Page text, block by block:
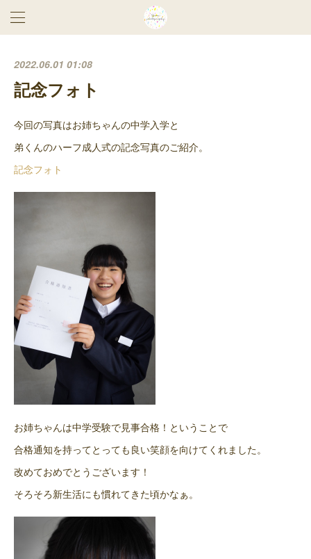
2022.06.01 01:08
記念フォト
今回の写真はお姉ちゃんの中学入学と
弟くんのハーフ成人式の記念写真のご紹介。
記念フォト
お姉ちゃんは中学受験で見事合格！ということで
合格通知を持ってとっても良い笑顔を向けてくれました。
改めておめでとうございます！
そろそろ新生活にも慣れてきた頃かなぁ。